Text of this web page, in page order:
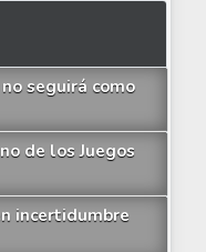
seguirá como
de los Juegos
incertidumbre